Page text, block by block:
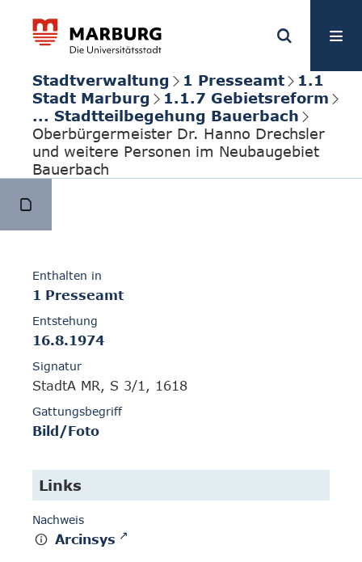
Stadtverwaltung 1 Presseamt
1.1
Stadt Marburg
1.1.7 Gebietsreform
... Stadtteilbegehung Bauerbach
Oberbürgermeister Dr. Hanno Drechsler
und weitere Personen im Neubaugebiet
Bauerbach
Enthalten in
1 Presseamt
Entstehung
16.8.1974
Signatur
StadtA MR, S 3/1, 1618
Gattungsbegriff
Bild/Foto
Links
Nachweis
Arcinsys